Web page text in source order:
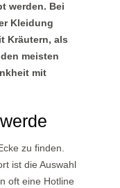
werden. Bei
Kleidung
Kräutern, als
meisten
mit
zu finden.
ist die Auswahl
oft eine Hotline